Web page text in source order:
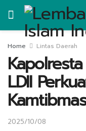
Home Lintas Daerah
LDII
Kamtibmas
2025/10/08